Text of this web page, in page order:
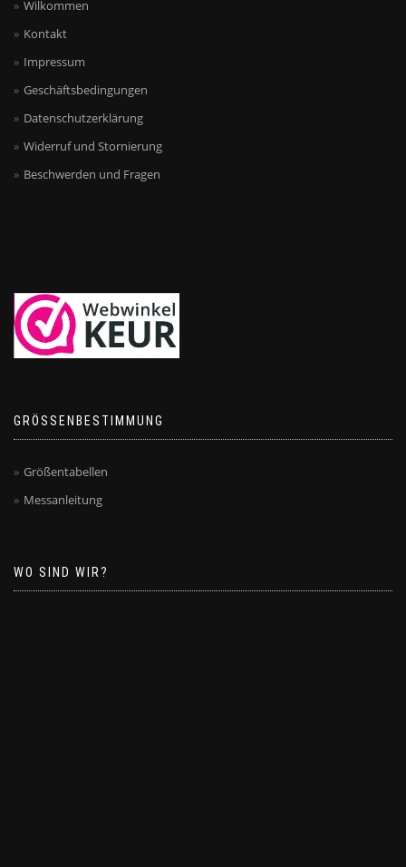
Wilkommen
Kontakt
Impressum
Geschäftsbedingungen
Datenschutzerklärung
Widerruf und Stornierung
Beschwerden und Fragen
GRÖSSENBESTIMMUNG
Größentabellen
Messanleitung
WO SIND WIR?